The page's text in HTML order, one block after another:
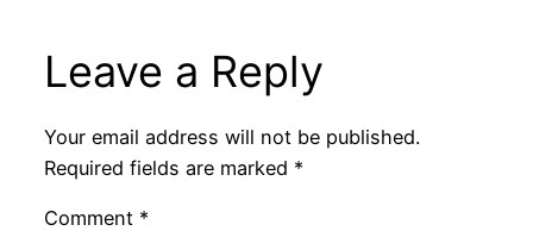
Leave a Reply
Your email address will not be published.
Required fields are marked *
Comment *